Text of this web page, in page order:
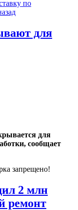
по
для
для
сообщает
запрещено!
2 млн
ремонт